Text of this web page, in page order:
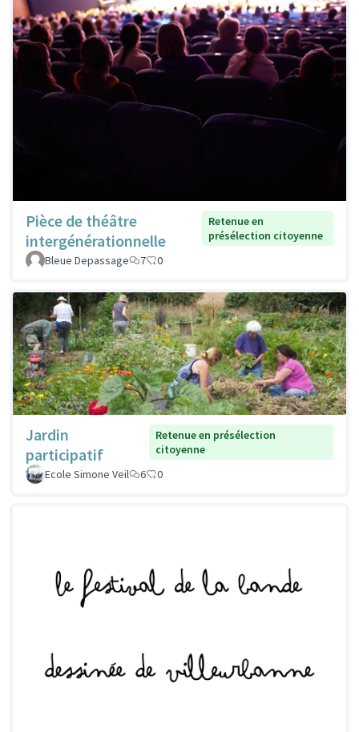
Pièce de théâtre
intergénérationnelle
Retenue en
présélection citoyenne
Bleue Depassage
7 0
Jardin
participatif
Retenue en présélection
citoyenne
Ecole Simone Veil
6 0